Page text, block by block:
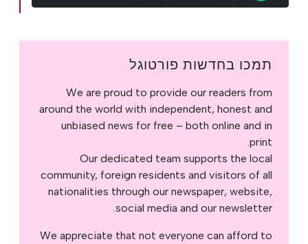
תמכו בחדשות פורטוגל
We are proud to provide our readers from
around the world with independent, honest and
unbiased news for free – both online and in
print.
Our dedicated team supports the local
community, foreign residents and visitors of all
nationalities through our newspaper, website,
social media and our newsletter.
We appreciate that not everyone can afford to